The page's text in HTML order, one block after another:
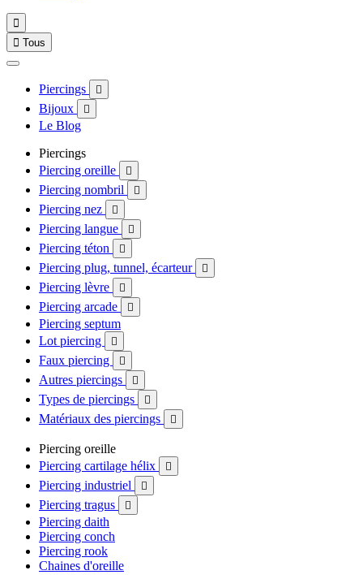

 Tous
Piercings 
Bijoux 
Le Blog
Piercings
Piercing oreille

Piercing nombril 
Piercing nez 
Piercing langue 
Piercing téton 
Piercing plug, tunnel, écarteur 
Piercing lèvre 
Piercing arcade 
Piercing septum
Lot piercing

Faux piercing 
Autres piercings 
Types de piercings 
Matériaux des piercings 
Piercing oreille
Piercing cartilage hélix

Piercing industriel 
Piercing tragus 
Piercing daith
Piercing conch
Piercing rook
Chaines d'oreille